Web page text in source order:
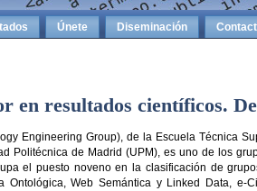
Únete Diseminación
en resultados científicos.
Engineering Group), de la Escuela Técnica
Politécnica de Madrid (UPM), es uno de los
el puesto noveno en la clasificación de
Web Semántica y Linked Data, e-